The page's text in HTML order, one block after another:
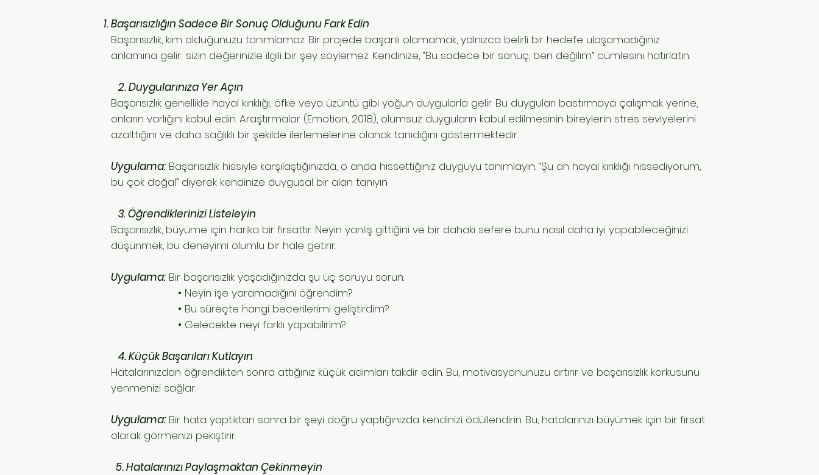
Başarısızlığın Sadece Bir Sonuç Olduğunu Fark Edin
Başarısızlık, kim olduğunuzu tanımlamaz. Bir projede başarılı olamamak, yalnızca belirli bir hedefe ulaşamadığınız
anlamına gelir; sizin değerinizle ilgili bir şey söylemez. Kendinize, “Bu sadece bir sonuç, ben değilim” cümlesini hatırlatın.
2. Duygularınıza Yer Açın
Başarısızlık genellikle hayal kırıklığı, öfke veya üzüntü gibi yoğun duygularla gelir. Bu duyguları bastırmaya çalışmak yerine,
onların varlığını kabul edin. Araştırmalar (Emotion, 2018), olumsuz duyguların kabul edilmesinin bireylerin stres seviyelerini
azalttığını ve daha sağlıklı bir şekilde ilerlemelerine olanak tanıdığını göstermektedir.
Uygulama:Başarısızlık hissiyle karşılaştığınızda, o anda hissettiğiniz duyguyu tanımlayın. “Şu an hayal kırıklığı hissediyorum,
bu çok doğal” diyerek kendinize duygusal bir alan tanıyın.
3. Öğrendiklerinizi Listeleyin
Başarısızlık, büyüme için harika bir fırsattır. Neyin yanlış gittiğini ve bir dahaki sefere bunu nasıl daha iyi yapabileceğinizi
düşünmek, bu deneyimi olumlu bir hale getirir.
Uygulama:Bir başarısızlık yaşadığınızda şu üç soruyu sorun:
• Neyin işe yaramadığını öğrendim?
• Bu süreçte hangi becerilerimi geliştirdim?
• Gelecekte neyi farklı yapabilirim?
4. Küçük Başarıları Kutlayın
Hatalarınızdan öğrendikten sonra attığınız küçük adımları takdir edin. Bu, motivasyonunuzu artırır ve başarısızlık korkusunu
yenmenizi sağlar.
Uygulama:Bir hata yaptıktan sonra bir şeyi doğru yaptığınızda kendinizi ödüllendirin. Bu, hatalarınızı büyümek için bir fırsat
olarak görmenizi pekiştirir.
5. Hatalarınızı Paylaşmaktan Çekinmeyin